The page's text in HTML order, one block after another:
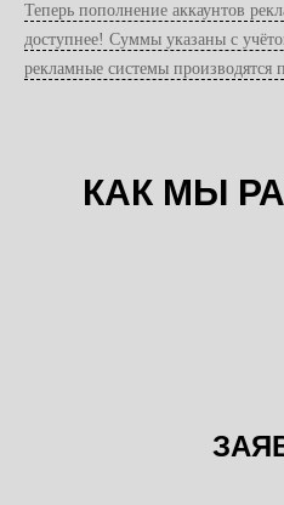
Теперь пополнение аккаунтов
доступнее! Суммы указаны с
рекламные системы производятся
КАК МЫ